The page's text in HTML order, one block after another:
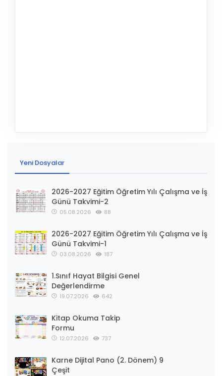
Yeni Dosyalar
2026-2027 Eğitim Öğretim Yılı Çalışma ve İş
Günü Takvimi-2
05.08.2026 88
2026-2027 Eğitim Öğretim Yılı Çalışma ve İş
Günü Takvimi-1
03.08.2026 187
1.Sınıf Hayat Bilgisi Genel
Değerlendirme
19.07.2026 642
Kitap Okuma Takip
Formu
12.07.2026 737
Karne Dijital Pano (2. Dönem) 9
Çeşit